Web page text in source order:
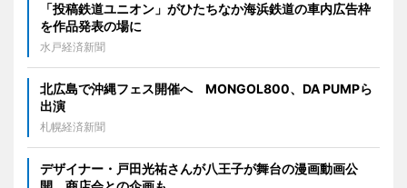
「投稿鉄道ユニオン」がひたちなか海浜鉄道の車内広告枠
を作品発表の場に
水戸経済新聞
北広島で沖縄フェス開催へ MONGOL800、DA PUMPら
出演
札幌経済新聞
デザイナー・戸田光祐さんが八王子が舞台の漫画動画公